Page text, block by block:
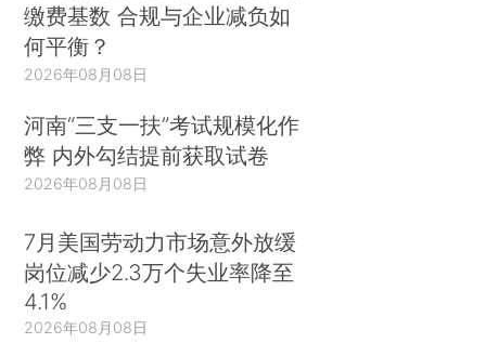
缴费基数 合规与企业减负如
何平衡？
2026年08月08日
河南“三支一扶”考试规模化作
弊 内外勾结提前获取试卷
2026年08月08日
7月美国劳动力市场意外放缓
岗位减少2.3万个失业率降至
4.1%
2026年08月08日